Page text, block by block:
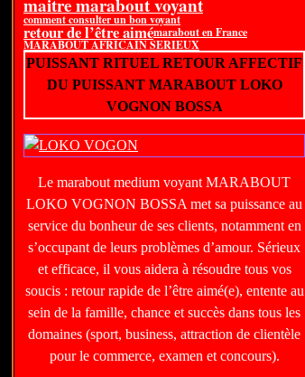
maitre marabout voyant
comment consulter un bon voyant
retour de l’être aimémarabout en France
MARABOUT AFRICAIN SERIEUX
PUISSANT RITUEL RETOUR AFFECTIF
DU PUISSANT MARABOUT LOKO
VOGNON BOSSA
Le marabout medium voyant MARABOUT
LOKO VOGNON BOSSA met sa puissance au
service du bonheur de ses clients, notamment en
s’occupant de leurs problèmes d’amour. Sérieux
et efficace, il vous aidera à résoudre tous vos
soucis : retour rapide de l’être aimé(e), entente au
sein de la famille, chance et succès dans tous les
domaines (sport, business, attraction de clientèle
pour le commerce, examen et concours).